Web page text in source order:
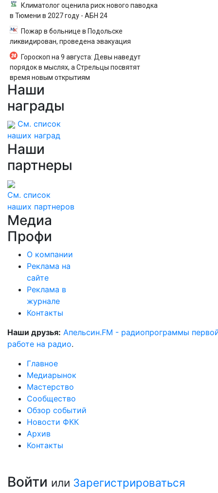
Климатолог оценила риск нового паводка
в Тюмени в 2027 году - АБН 24
Пожар в больнице в Подольске
ликвидирован, проведена эвакуация
Гороскоп на 9 августа: Девы наведут
порядок в мыслях, а Стрельцы посвятят
время новым открытиям
Наши
награды
См. список
наших наград
Наши
партнеры
См. список
наших партнеров
Медиа
Профи
О компании
Реклама на
сайте
Реклама в
журнале
Контакты
Наши друзья: Апельсин.FM - радиопрограммы
работе на радио.
Главное
Медиарынок
Мастерство
Сообщество
Обзор событий
Новости ФКК
Архив
Контакты
Войти или Зарегистрироваться